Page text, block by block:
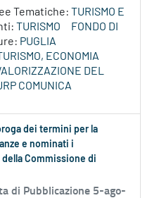
Tematiche: TURISMO E
TURISMO
FONDO DI
PUGLIA
ECONOMIA
DEL
COMUNICA
dei termini per la
e nominati i
Commissione di
di Pubblicazione 5-ago-